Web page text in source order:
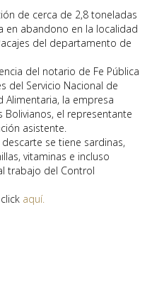
de cerca de 2,8 toneladas
en abandono en la localidad
del departamento de
del notario de Fe Pública
del Servicio Nacional de
Alimentaria, la empresa
el representante
asistente.
se tiene sardinas,
vitaminas e incluso
trabajo del Control
aquí.